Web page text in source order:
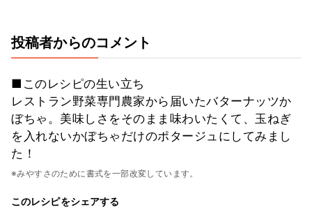
投稿者からのコメント
■このレシピの生い立ち
レストラン野菜専門農家から届いたバターナッツか
ぼちゃ。美味しさをそのまま味わいたくて、玉ねぎ
を入れないかぼちゃだけのポタージュにしてみまし
た！
※みやすさのために書式を一部改変しています。
このレシピをシェアする